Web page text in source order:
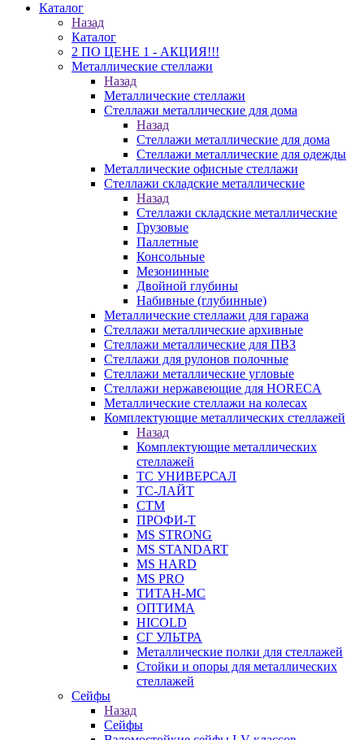
Каталог
Назад
Каталог
2 ПО ЦЕНЕ 1 - АКЦИЯ!!!
Металлические стеллажи
Назад
Металлические стеллажи
Стеллажи металлические для дома
Назад
Стеллажи металлические для дома
Стеллажи металлические для одежды
Металлические офисные стеллажи
Стеллажи складские металлические
Назад
Стеллажи складские металлические
Грузовые
Паллетные
Консольные
Мезонинные
Двойной глубины
Набивные (глубинные)
Металлические стеллажи для гаража
Стеллажи металлические архивные
Стеллажи металлические для ПВЗ
Стеллажи для рулонов полочные
Стеллажи металлические угловые
Стеллажи нержавеющие для HORECA
Металлические стеллажи на колесах
Комплектующие металлических стеллажей
Назад
Комплектующие металлических
стеллажей
ТС УНИВЕРСАЛ
ТС-ЛАЙТ
СТМ
ПРОФИ-Т
MS STRONG
MS STANDART
MS HARD
MS PRO
ТИТАН-МС
ОПТИМА
HICOLD
СГ УЛЬТРА
Металлические полки для стеллажей
Стойки и опоры для металлических
стеллажей
Сейфы
Назад
Сейфы